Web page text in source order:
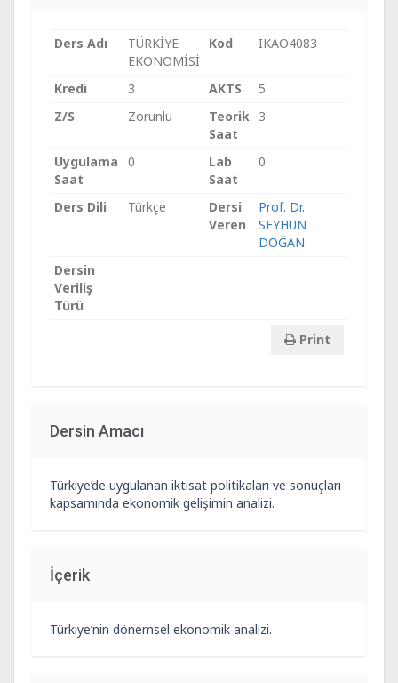
Ders Adı
TÜRKİYE
EKONOMİSİ
Kod IKAO4083
Kredi 3 AKTS
5
Z/S
Zorunlu
Teorik
Saat
3
Uygulama
Saat
0
Lab
Saat
0
Ders Dili Türkçe
Dersi
Veren
Prof. Dr.
SEYHUN
DOĞAN
Dersin
Veriliş
Türü
Print
Dersin Amacı
Türkiye’de uygulanan iktisat politikaları ve sonuçları
kapsamında ekonomik gelişimin analizi.
İçerik
Türkiye’nin dönemsel ekonomik analizi.